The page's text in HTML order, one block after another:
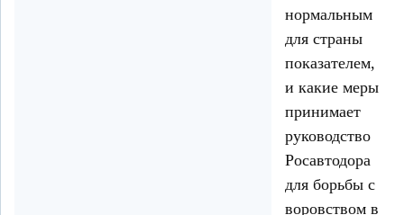
нормальным
для страны
показателем,
и какие меры
принимает
руководство
Росавтодора
для борьбы с
воровством в